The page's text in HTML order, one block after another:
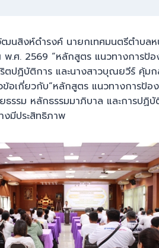
งห์ดำรงค์ นายกเทศมนตรีตำบลหน
. 2569 “หลักสูตร แนวทางการป้อง
ปฏิบัติการ และนางสาวบุณยวีร์ คุ้
อเกี่ยวกับ“หลักสูตร แนวทางการป้อ
รม หลักธรรมมาภิบาล และการปฏิ
งมีประสิทธิภาพ